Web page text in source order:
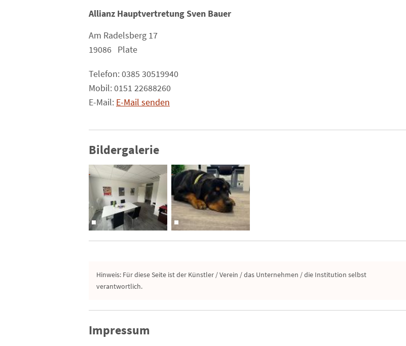
Allianz Hauptvertretung Sven Bauer
Am Radelsberg 17
19086 Plate
Telefon: 0385 30519940
Mobil: 0151 22688260
E-Mail: E-Mail senden
Bildergalerie
Hinweis: Für diese Seite ist der Künstler / Verein / das Unternehmen / die Institution selbst
verantwortlich.
Impressum